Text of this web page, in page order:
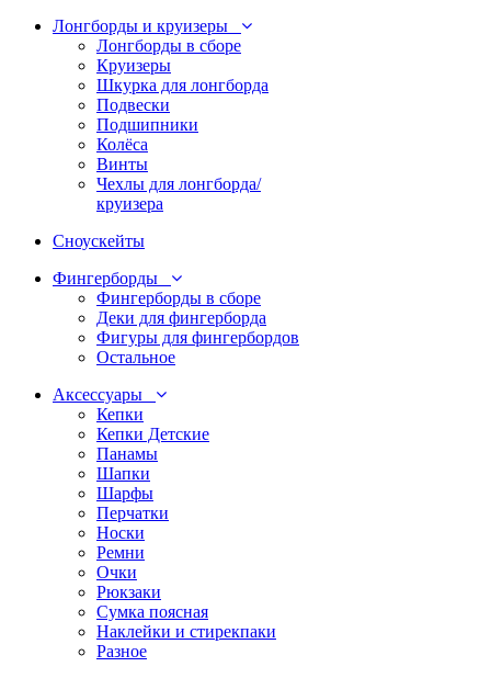
Лонгборды и круизеры
Лонгборды в сборе
Круизеры
Шкурка для лонгборда
Подвески
Подшипники
Колёса
Винты
Чехлы для лонгборда/
круизера
Сноускейты
Фингерборды
Фингерборды в сборе
Деки для фингерборда
Фигуры для фингербордов
Остальное
Аксессуары
Кепки
Кепки Детские
Панамы
Шапки
Шарфы
Перчатки
Носки
Ремни
Очки
Рюкзаки
Сумка поясная
Наклейки и стирекпаки
Разное